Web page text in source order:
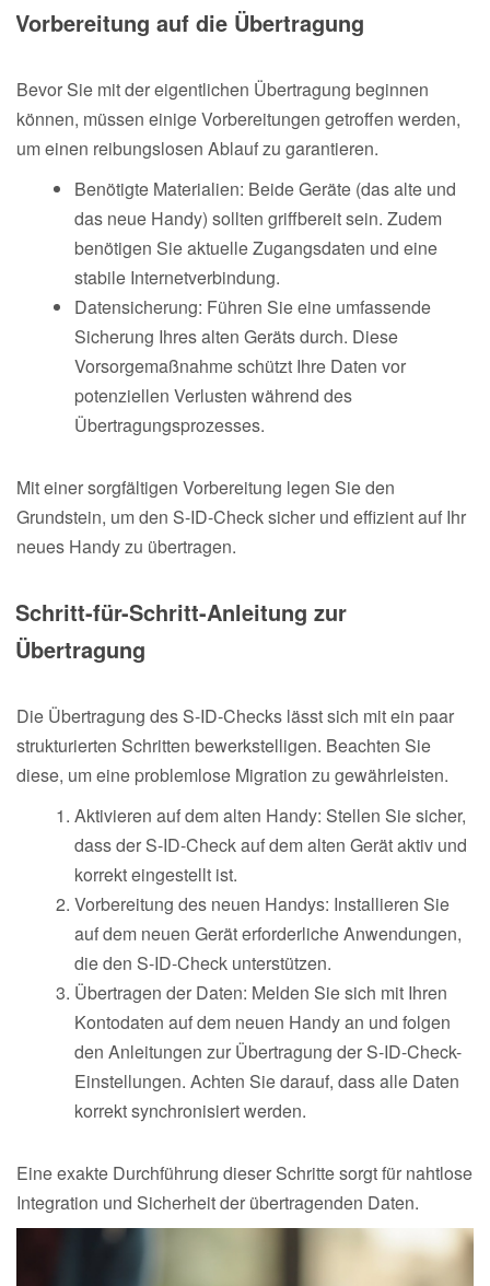
Vorbereitung auf die Übertragung
Bevor Sie mit der eigentlichen Übertragung beginnen
können, müssen einige Vorbereitungen getroffen werden,
um einen reibungslosen Ablauf zu garantieren.
Benötigte Materialien: Beide Geräte (das alte und
das neue Handy) sollten griffbereit sein. Zudem
benötigen Sie aktuelle Zugangsdaten und eine
stabile Internetverbindung.
Datensicherung: Führen Sie eine umfassende
Sicherung Ihres alten Geräts durch. Diese
Vorsorgemaßnahme schützt Ihre Daten vor
potenziellen Verlusten während des
Übertragungsprozesses.
Mit einer sorgfältigen Vorbereitung legen Sie den
Grundstein, um den S-ID-Check sicher und effizient auf Ihr
neues Handy zu übertragen.
Schritt-für-Schritt-Anleitung zur
Übertragung
Die Übertragung des S-ID-Checks lässt sich mit ein paar
strukturierten Schritten bewerkstelligen. Beachten Sie
diese, um eine problemlose Migration zu gewährleisten.
Aktivieren auf dem alten Handy: Stellen Sie sicher,
dass der S-ID-Check auf dem alten Gerät aktiv und
korrekt eingestellt ist.
Vorbereitung des neuen Handys: Installieren Sie
auf dem neuen Gerät erforderliche Anwendungen,
die den S-ID-Check unterstützen.
Übertragen der Daten: Melden Sie sich mit Ihren
Kontodaten auf dem neuen Handy an und folgen
den Anleitungen zur Übertragung der S-ID-Check-
Einstellungen. Achten Sie darauf, dass alle Daten
korrekt synchronisiert werden.
Eine exakte Durchführung dieser Schritte sorgt für nahtlose
Integration und Sicherheit der übertragenden Daten.